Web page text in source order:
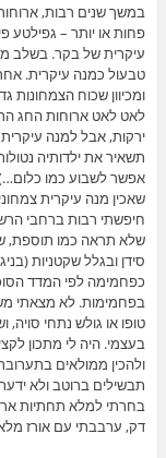
במשך שנים רבות,
פחות או יותר – גפילטע
עיקרית של בקר. בשלב
טבעול כמנה עיקרית.
ומכיוון שכוח הצמחונות
לאט לאט ארוחות החג
ירקות, אבל למנה עיקרית
תשאיר את ילדותיה
אפשר לשבוע כמו
שאכין מנה עיקרית
חיפשתי רבות ברחבי
שלא תראה כמו תוספת,
סידן ובגלל שקטניות
כפחמימה לפי המדד
בפחמימות. לא מצאתי
טופו או גולש נתחי
בעצמי. היה לי מתכון
ולהכין ממולאים
תבשילים ברוטב ולא
בחרתי למלא תחתיות
דק, ערבבתי עם אורז מלא